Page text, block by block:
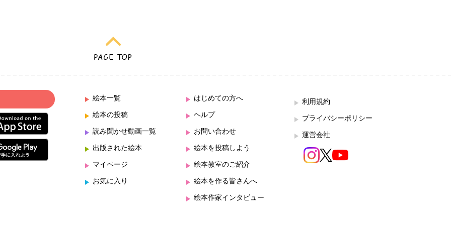
絵本一覧
絵本の投稿
読み聞かせ動画一覧
出版された絵本
マイページ
お気に入り
はじめての方へ
ヘルプ
お問い合わせ
絵本を投稿しよう
絵本教室のご紹介
絵本を作る皆さんへ
絵本作家インタビュー
利用規約
プライバシーポリシー
運営会社